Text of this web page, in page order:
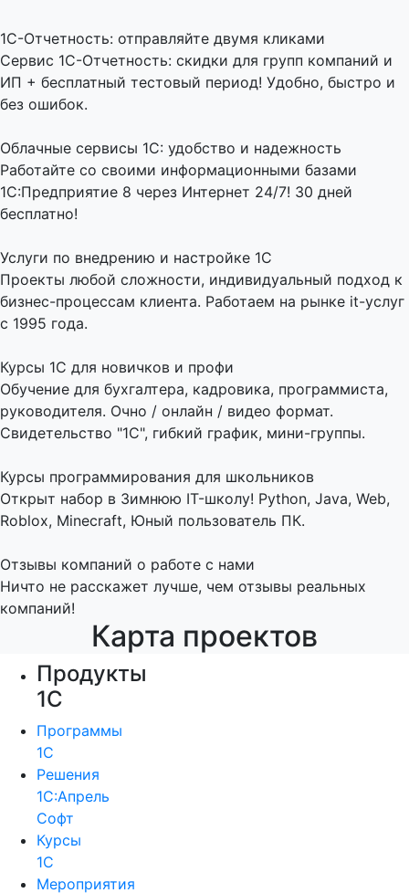
1C-Отчетность: отправляйте двумя кликами
Сервис 1С-Отчетность: скидки для групп компаний и
ИП + бесплатный тестовый период! Удобно, быстро и
без ошибок.
Облачные сервисы 1С: удобство и надежность
Работайте со своими информационными базами
1С:Предприятие 8 через Интернет 24/7! 30 дней
бесплатно!
Услуги по внедрению и настройке 1С
Проекты любой сложности, индивидуальный подход к
бизнес-процессам клиента. Работаем на рынке it-услуг
с 1995 года.
Курсы 1С для новичков и профи
Обучение для бухгалтера, кадровика, программиста,
руководителя. Очно / онлайн / видео формат.
Свидетельство "1С", гибкий график, мини-группы.
Курсы программирования для школьников
Открыт набор в Зимнюю IT-школу! Python, Java, Web,
Roblox, Minecraft, Юный пользователь ПК.
Отзывы компаний о работе с нами
Ничто не расскажет лучше, чем отзывы реальных
компаний!
Карта проектов
Продукты
1С
Программы
1С
Решения
1С:Апрель
Софт
Курсы
1С
Мероприятия